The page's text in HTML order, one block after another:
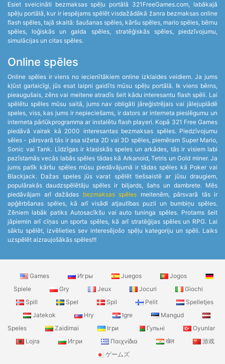
Esiet sveicināti bezmaksas spēļu portālā 321FreeGames.com, labākajā
spēļu portālā, kur ir iespējams spēlēt visdažādākā žanra bezmaksas online
flash spēles, tajā skaitā: šaušanas spēles, kāršu spēles, mario spēles, bērnu
spēles, loģiskās un galda spēles, stratēģiskās spēles, piedzīvojumu,
simulācijas un citas spēles.
Online spēles
Online spēles ir viens no iecienītākiem online izklaides veidiem. Ja jums
kļūst garlaicīgi, jūs esat laipni gaidīts mūsu spēļu portālā. Ik viens bērns,
pieaugušais, zēns vai meitene atradīs šeit kādu interesantu flash spēli. Lai
spēlētu spēles mūsu saitā, jums nav obligāti jāreģistrējais vai jālejuplādē
speles, viss, kas jums ir nepieciešams, ir dators ar interneta pieslēgumu un
interneta pārlūkprogramma ar instalētu flash playeri. Kopā 321 Free Games
piedāvā vairak kā 2000 interesantas bezmaksas spēles. Piedzīvojumu
sēles - pārsvarā tās ir asa sižeta 2D vai 3D spēles, piemēram Super Mario,
Sonic vai Tank. Līdzīgas ir klasiskās speles un arkādes, tās ir visiem labi
pazīstamās vecās labās spēles tādas kā Arkanoid, Tetris un Gold miner. Ja
jums patīk kāršu spēles mūsu piedāvājumā ir tādas spēles kā Poker vai
Blackjack. Dažas speles jūs varat spēlēt tiešsaistē ar jūsu draugiem,
populārakās daudzspēlētāju spēles ir biljards, šahs un dambrete. Mēs
piedāvājam arī dažādas bezmaksas spēles meitenēm, pārsvarā tās ir
apģērbšanas spēles, kā arī visādi atjautības puzli un bumbiņu spēles.
Zēniem labāk patiks Autosacīkšu vai auto tuninga spēles. Protams šeit
jāpiemin arī cīņas un sporta spēles, kā arī stratēģijas spēles un RPG. Lai
sāktu spēlēt, izvēlieties sev interesējošo spēļu kategoriju un spēli. Laiks
uzspēlēt aizraujošākās spēles!!!
Games Игры Juegos
Jogos
Spiele
Gry Jeux Jocuri
Giochi
Spill
Spel Spil Pelit
Spelletjes
Jatekok
Hry Igre
Mangud
Speles
Zaidimai Ігри Гульні
Oyunlar
Lojra
Игри Παιχνίδια खेल
游戏
ゲームズ